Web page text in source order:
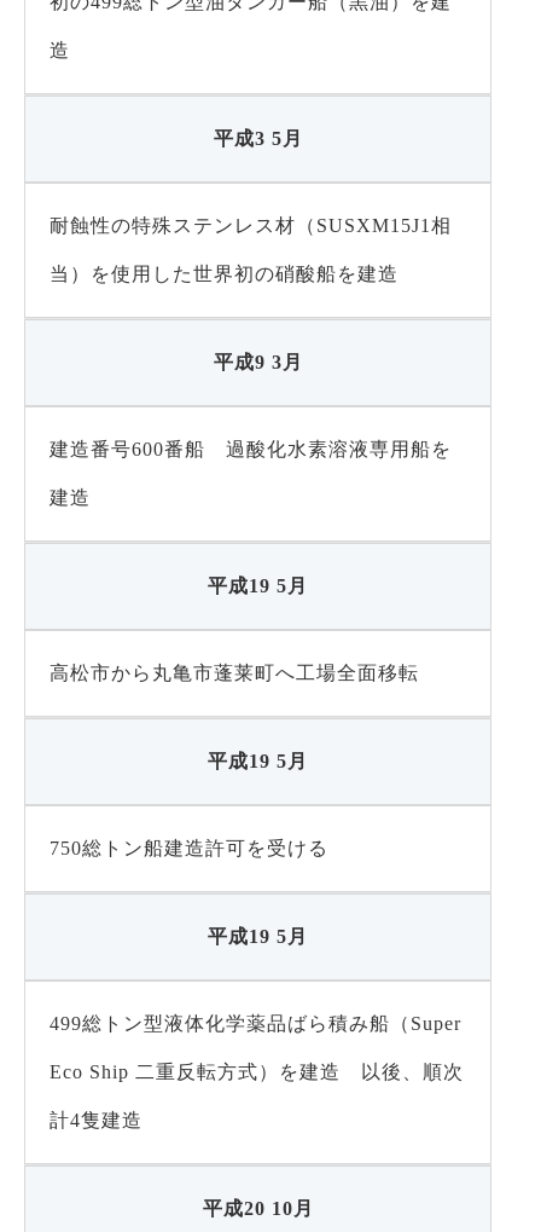
造
平成3 5月
耐蝕性の特殊ステンレス材（SUSXM15J1相
当）を使用した世界初の硝酸船を建造
平成9 3月
建造番号600番船 過酸化水素溶液専用船を
建造
平成19 5月
高松市から丸亀市蓬莱町へ工場全面移転
平成19 5月
750総トン船建造許可を受ける
平成19 5月
499総トン型液体化学薬品ばら積み船（Super
Eco Ship 二重反転方式）を建造 以後、順次
計4隻建造
平成20 10月